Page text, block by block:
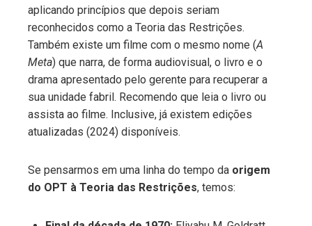
aplicando princípios que depois seriam
reconhecidos como a Teoria das Restrições.
Também existe um filme com o mesmo nome (A
Meta) que narra, de forma audiovisual, o livro e o
drama apresentado pelo gerente para recuperar a
sua unidade fabril. Recomendo que leia o livro ou
assista ao filme. Inclusive, já existem edições
atualizadas (2024) disponíveis.
Se pensarmos em uma linha do tempo da origem
do OPT à Teoria das Restrições, temos: